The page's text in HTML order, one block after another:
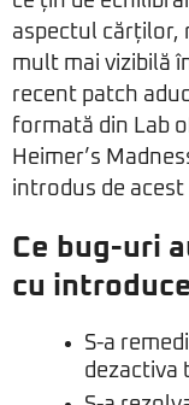
aspectul cărților,
mult mai vizibilă
recent patch
formată din Lab
Heimer’s
introdus de acest
Ce bug-uri
cu
S-a
dezactiva